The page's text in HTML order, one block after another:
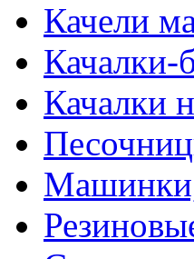
Качели
Качалки-
Качалки